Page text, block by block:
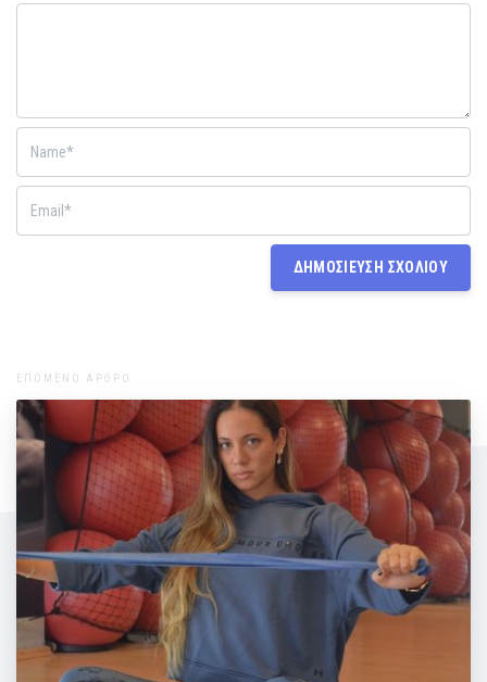
ΕΠΟΜΕΝΟ ΑΡΘΡΟ